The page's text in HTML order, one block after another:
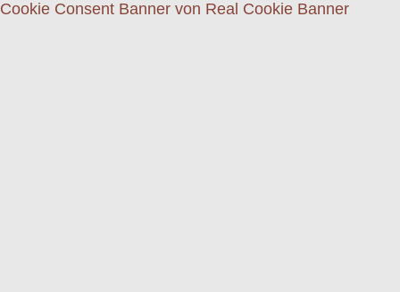
Cookie Consent Banner von Real Cookie Banner